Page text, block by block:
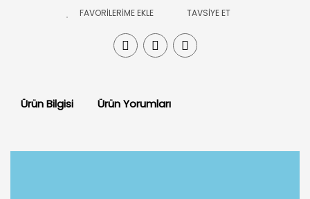
TAVSİYE ET
Ürün Bilgisi Ürün Yorumları